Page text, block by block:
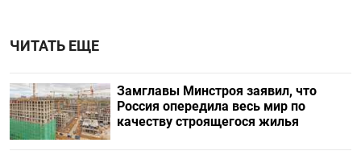
ЧИТАТЬ ЕЩЕ
Замглавы Минстроя заявил, что
Россия опередила весь мир по
качеству строящегося жилья